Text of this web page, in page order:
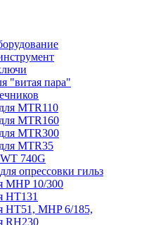
"витая пара"
MTR110
MTR160
MTR300
MTR35
740G
опрессовки гильз
MHP 10/300
НТ131
НТ51, MHP 6/185,
RH230